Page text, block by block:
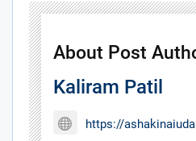
About Post
Kaliram Patil
https://